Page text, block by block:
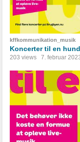
kffkommunikation_musik
Koncerter til en
203 views 7. februar